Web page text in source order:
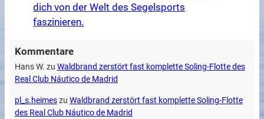
dich von der Welt des Segelsports
faszinieren.
Kommentare
Hans W. zu Waldbrand zerstört fast komplette Soling-Flotte des
Real Club Náutico de Madrid
pl_s.heimeszu Waldbrand zerstört fast komplette Soling-Flotte
des Real Club Náutico de Madrid